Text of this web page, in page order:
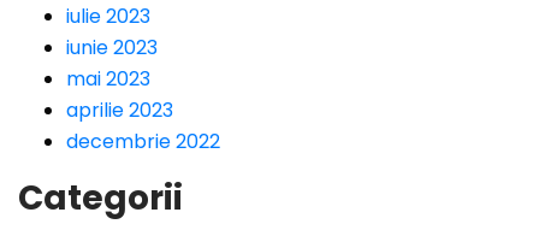
iulie 2023
iunie 2023
mai 2023
aprilie 2023
decembrie 2022
Categorii